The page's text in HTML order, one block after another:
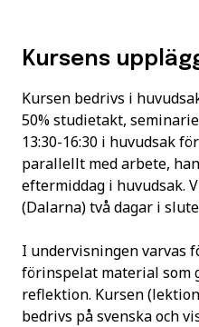
Kursens
Kursen bedrivs i
50% studietakt,
13:30-16:30 i huvudsak
parallellt med arbete,
eftermiddag i huvudsak.
(Dalarna) två dagar i
I undervisningen varvas
förinspelat material som
reflektion. Kursen
bedrivs på svenska och